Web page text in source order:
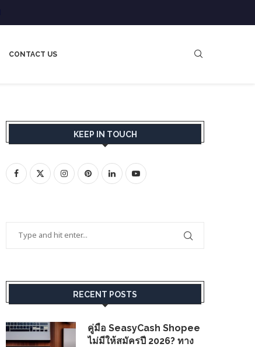
CONTACT US
KEEP IN TOUCH
RECENT POSTS
คู่มือ SeasyCash Shopee
ไม่มีให้สมัครปี 2026? ทาง